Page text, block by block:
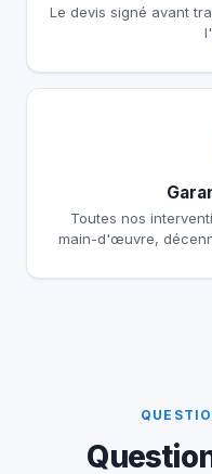
Le devis signé avant
Toutes nos
main-d'œuvre,